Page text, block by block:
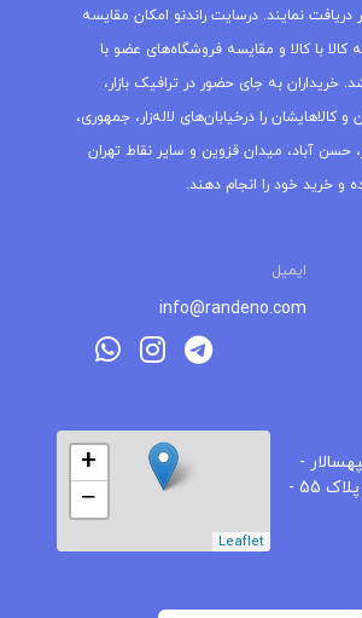
نمایند. درسایت راندنو امکان مقایسه
کالا با کالا و مقایسه فروشگاه‌های عضو با
خریداران به جای حضور در ترافیک بازار،
کالاهایشان را درخیابان‌های لاله‌زار، جمهوری،
حسن آباد، میدان قزوین و سایر نقاط تهران
و خرید خود را انجام دهند.
ایمیل
info@randeno.com
-
کوچه آزادیخواه - پلاک 55 -
+
−
Leaflet